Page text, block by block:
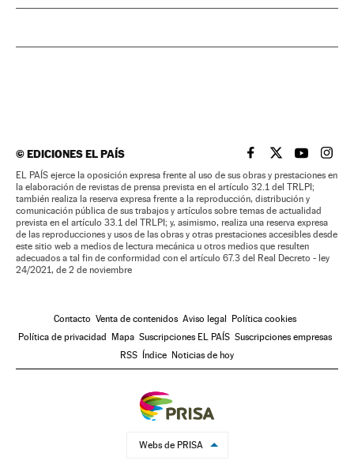
©EDICIONES EL PAÍS EL PAÍS BRASIL EN
EL PAÍSEL PAÍS
EL
EL PAÍS ejerce la oposición expresa frente al uso de sus obras y prestaciones en
la elaboración de revistas de prensa prevista en el artículo 32.1 del TRLPI;
también realiza la reserva expresa frente a la reproducción, distribución y
comunicación pública de sus trabajos y artículos sobre temas de actualidad
prevista en el artículo 33.1 del TRLPI; y, asimismo, realiza una reserva expresa
de las reproducciones y usos de las obras y otras prestaciones accesibles desde
este sitio web a medios de lectura mecánica u otros medios que resulten
adecuados a tal fin de conformidad con el artículo 67.3 del Real Decreto - ley
24/2021, de 2 de noviembre
Contacto Venta de contenidos Aviso legal Política cookies
Política de privacidad Mapa Suscripciones EL PAÍS Suscripciones empresas
RSS Índice Noticias de hoy
Webs de PRISA